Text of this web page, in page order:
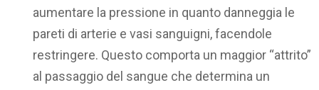
aumentare la pressione in quanto danneggia le
pareti di arterie e vasi sanguigni, facendole
restringere. Questo comporta un maggior “attrito”
al passaggio del sangue che determina un